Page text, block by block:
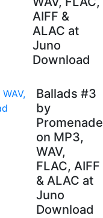
AIFF &
ALAC at
Juno
Download
Ballads #3
by
Promenade
on MP3,
WAV,
FLAC, AIFF
& ALAC at
Juno
Download